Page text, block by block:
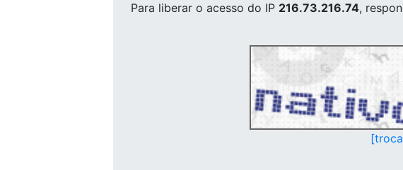
Para liberar o acesso do IP 216.73.216.74,